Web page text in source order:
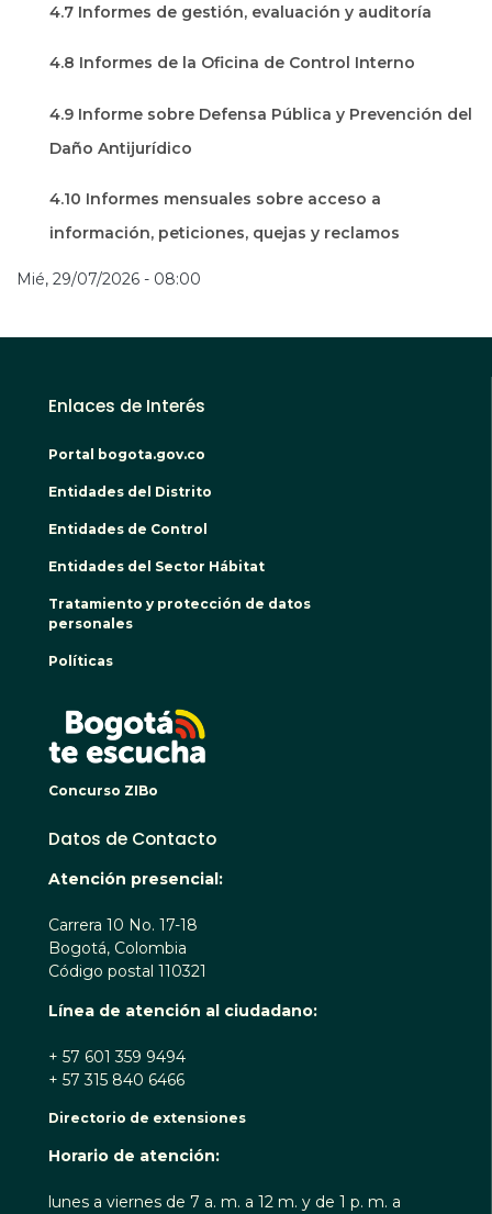
4.7 Informes de gestión, evaluación y auditoría
4.8 Informes de la Oficina de Control Interno
4.9 Informe sobre Defensa Pública y Prevención del
Daño Antijurídico
4.10 Informes mensuales sobre acceso a
información, peticiones, quejas y reclamos
Mié, 29/07/2026 - 08:00
Enlaces de Interés
Portal bogota.gov.co
Entidades del Distrito
Entidades de Control
Entidades del Sector Hábitat
Tratamiento y protección de datos
personales
Políticas
Concurso ZIBo
Datos de Contacto
Atención presencial:
Carrera 10 No. 17-18
Bogotá, Colombia
Código postal 110321
Línea de atención al ciudadano:
+ 57 601 359 9494
+ 57 315 840 6466
Directorio de extensiones
Horario de atención:
lunes a viernes de 7 a. m. a 12 m. y de 1 p. m. a